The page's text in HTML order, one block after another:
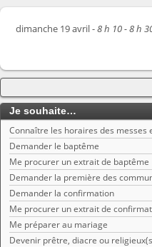
dimanche 19 avril -8 h 10 - 8 h
Je souhaite…
Connaître les horaires des messes
Demander le baptême
Me procurer un extrait de baptême
Demander la première des
Demander la confirmation
Me procurer un extrait de
Me préparer au mariage
Devenir prêtre, diacre ou